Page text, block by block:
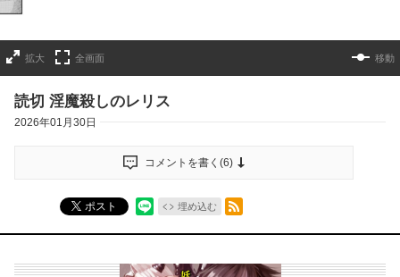
拡大 全画面 移動
読切 淫魔殺しのレリス
2026年01月30日
コメントを書く(6)
ポスト 埋め込む
RSSフィード